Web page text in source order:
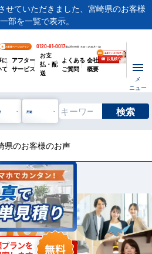
せていただきました、宮崎県のお客様
部を一覧で表示。
お客様ページログイン 0120-81-0017電話受付時間 / 9:00～17:30(月～金)
に
て
アフター
サービス
お支
払・配
送
よくある
ご質問
会社
概要
メ
ニュー
用途 検索
県のお客様のお声
のお声